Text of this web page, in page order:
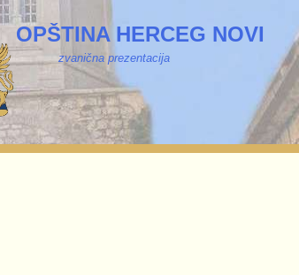
OPŠTINA HERCEG NOVI
zvanična prezentacija